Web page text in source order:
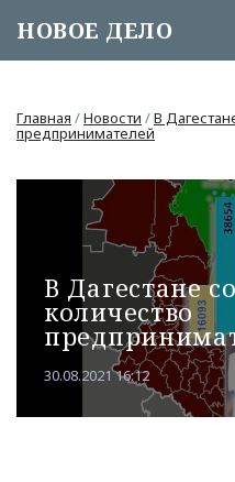
НОВОЕ ДЕЛО
Главная /Новости /В
предпринимателей
В Дагестане
количество
30.08.2021 16:12